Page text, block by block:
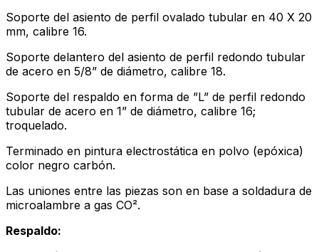
Soporte del asiento de perfil ovalado tubular en 40 X 20
mm, calibre 16.
Soporte delantero del asiento de perfil redondo tubular
de acero en 5/8” de diámetro, calibre 18.
Soporte del respaldo en forma de ”L” de perfil redondo
tubular de acero en 1” de diámetro, calibre 16;
troquelado.
Terminado en pintura electrostática en polvo (epóxica)
color negro carbón.
Las uniones entre las piezas son en base a soldadura de
microalambre a gas CO².
Respaldo: